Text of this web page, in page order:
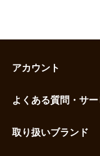
アカウント
お気に入りを見る
よくある質問・サー
取り扱いブランド